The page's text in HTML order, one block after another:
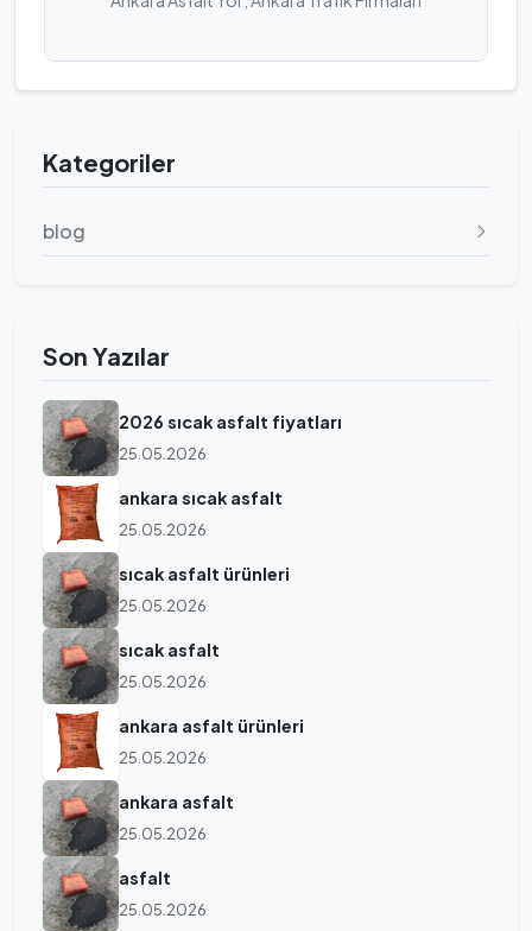
Kategoriler
blog
Son Yazılar
2026 sıcak asfalt fiyatları
25.05.2026
ankara sıcak asfalt
25.05.2026
sıcak asfalt ürünleri
25.05.2026
sıcak asfalt
25.05.2026
ankara asfalt ürünleri
25.05.2026
ankara asfalt
25.05.2026
asfalt
25.05.2026